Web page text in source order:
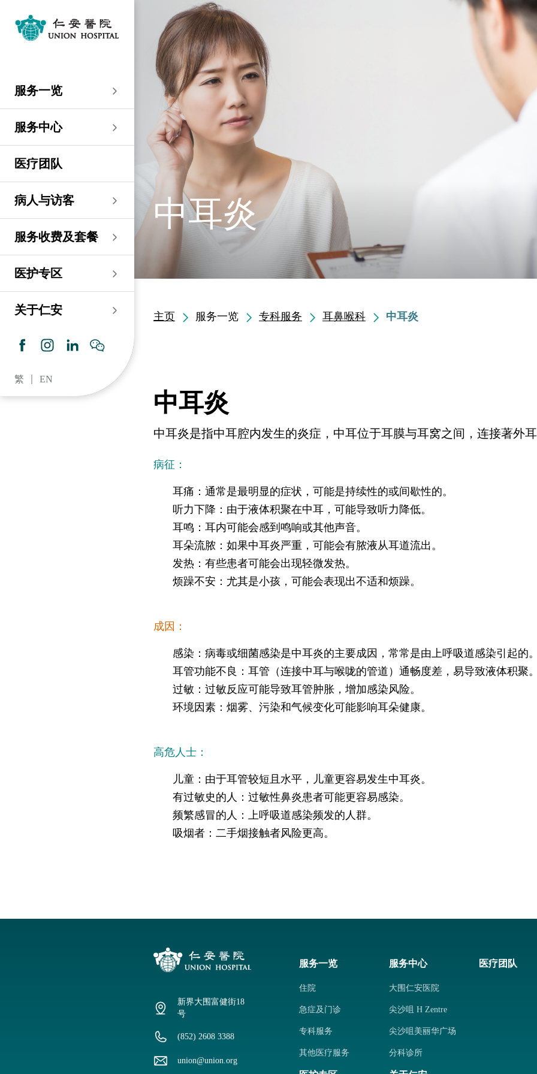
服务一览
服务一览
急症及门诊
专科服务
专科服务
妇产科／生殖医学
妇产科／生殖医学
妇产科
生殖医学科
外科
外科
乳房健康
泌尿外科
心胸肺外科
整形外科
骨科
内科
肠胃肝脏科
呼吸系统科
内分泌及糖尿科
肾科
老人科
血液及血液肿瘤科
肿瘤科
耳鼻喉科
儿科
儿科
小儿外科及小儿泌尿科
过敏专科服务
心理卫生服务 / 精神科
其他医疗服务
其他医疗服务
健康检查
疫苗注射
物理治疗
言语治疗
伤口及造口专科护理服
药房​
服务中心
服务中心
大围仁安医院
仁安微创中心
儿科/婴儿健康中心
乳房保健及治疗中心
仁安内视镜及日间手
术中心
内分泌及糖尿专科诊
仁安眼科中心
尖沙咀 H Zentre
尖沙咀 H Zentre
仁安肿瘤中心
仁安医疗造影体检中
心
尖沙咀美丽华广场
尖沙咀美丽华广场
仁安植发中心
仁安医院分科诊所 (尖
沙咀)
仁安医院分科诊所 (尖
仁安医院分科诊所 (尖
沙咀) 内视镜及日间治
疗中心
分科诊所
分科诊所
沙咀)
仁安医院分科诊所 (将
军澳)
仁安医院分科诊所
仁安医院分科诊所
仁安医院分科诊所
(荃湾)
医疗团队
病人与访客
病人与访客
入院准备
留院指南
部门服务时间
恶劣天气安排
病人权益
病人权益
病人与家庭委员会
意见回馈
健康资讯
健康资讯
小册子
服务收费及套餐
服务收费及套餐
医疗券计划
医护专区
医护专区
费用预算
费用预算
度的先导计划
住院及手术费用预计表
服务费用预算
休假通知只适用于V-
CODE医生
护士训练学校
护士网上培训系统
(CNE)
关于仁安
关于仁安
仁安概览
纪念日志
医学研究
认证及奖项
仁心仁术慈善计划
资讯中心
资讯中心
新闻稿
专栏文章
小册子
感染控制
职位空缺
联络我们
位置及交通
意见回馈
其他查询
繁 EN
中耳炎
主页 服务一览 专科服务 耳鼻喉科 中耳炎
中耳炎
中耳炎是指中耳腔内发生的炎症，中耳位于耳膜与耳窝之间，连接著外
病征：
耳痛：通常是最明显的症状，可能是持续性的或间歇性的。
听力下降：由于液体积聚在中耳，可能导致听力降低。
耳鸣：耳内可能会感到鸣响或其他声音。
耳朵流脓：如果中耳炎严重，可能会有脓液从耳道流出。
发热：有些患者可能会出现轻微发热。
烦躁不安：尤其是小孩，可能会表现出不适和烦躁。
成因：
感染：病毒或细菌感染是中耳炎的主要成因，常常是由上呼吸道感染引起的
耳管功能不良：耳管（连接中耳与喉咙的管道）通畅度差，易导致液体积聚
过敏：过敏反应可能导致耳管肿胀，增加感染风险。
环境因素：烟雾、污染和气候变化可能影响耳朵健康。
高危人士：
儿童：由于耳管较短且水平，儿童更容易发生中耳炎。
有过敏史的人：过敏性鼻炎患者可能更容易感染。
频繁感冒的人：上呼吸道感染频发的人群。
吸烟者：二手烟接触者风险更高。
新界大围富健街18
号
(852) 2608 3388
union@union.org
服务一览
住院
急症及门诊
专科服务
其他医疗服务
服务中心
大围仁安医院
尖沙咀 H Zentre
尖沙咀美丽华广场
分科诊所
医疗团队